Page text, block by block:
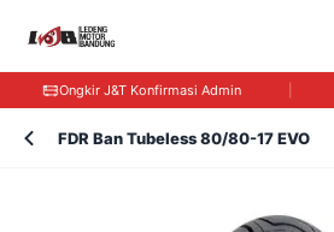
Ongkir J&T Konfirmasi Admin
FDR Ban Tubeless 80/80-17 EVO